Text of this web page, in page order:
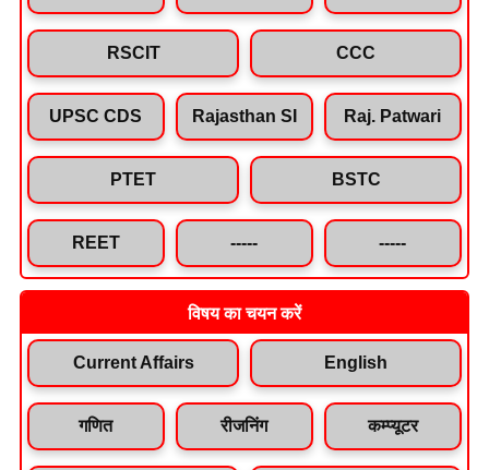
RSCIT CCC
UPSC CDS Rajasthan SI Raj. Patwari
PTET BSTC
REET ----- -----
विषय का चयन करें
Current Affairs English
गणित रीजनिंग कम्प्यूटर